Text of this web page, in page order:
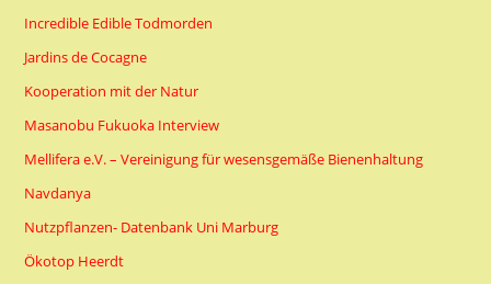
Incredible Edible Todmorden
Jardins de Cocagne
Kooperation mit der Natur
Masanobu Fukuoka Interview
Mellifera e.V. – Vereinigung für wesensgemäße Bienenhaltung
Navdanya
Nutzpflanzen- Datenbank Uni Marburg
Ökotop Heerdt